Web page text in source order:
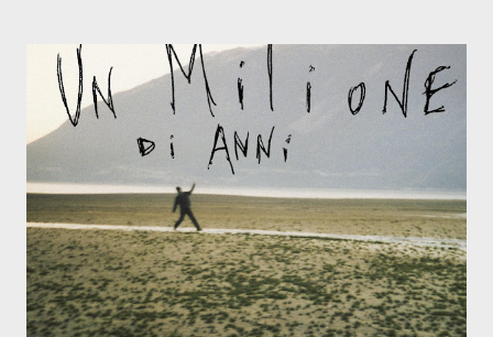
Dicevamo. Ed è da qui che il nostro inizia questo concept
musicale, con " Che ora è" , raccontando la separazione dalla
moglie, del senso di sconfitta e del caldo afoso che opprime,
giusta condizione di sopraffazione: "Non so che ora è, che giorno
è, di questa estate che...". E' raro fare uscire come singolo una
cover, ma...